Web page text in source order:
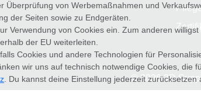
© 2026 3D
Überprüfung von Werbemaßnahmen und
der Seiten sowie zu Endgeräten.
Verwendung von Cookies ein. Zum anderen
der EU weiterleiten.
Cookies und andere Technologien für
wir uns auf technisch notwendige Cookies,
. Du kannst deine Einstellung jederzeit zurücksetzen